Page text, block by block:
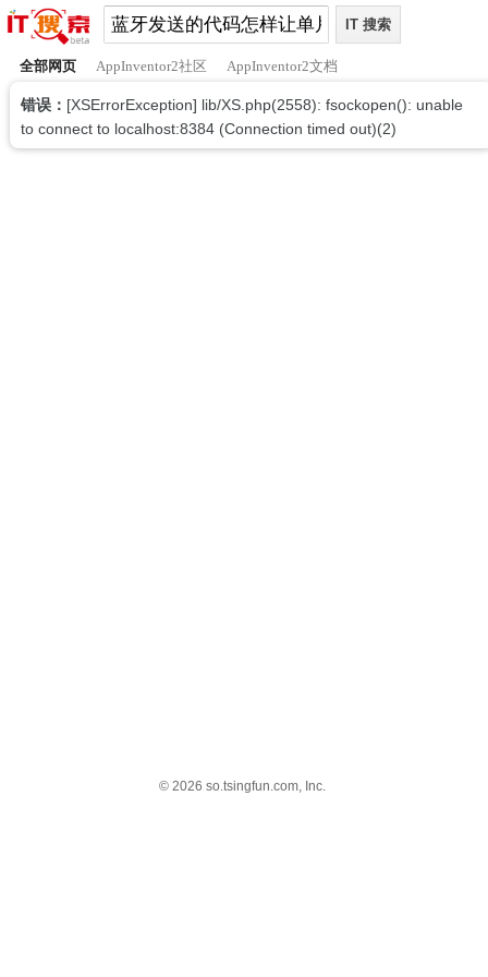
全部网页 AppInventor2社区 AppInventor2文档
错误： [XSErrorException] lib/XS.php(2558): fsockopen(): unable
to connect to localhost:8384 (Connection timed out)(2)
© 2026 so.tsingfun.com, Inc.